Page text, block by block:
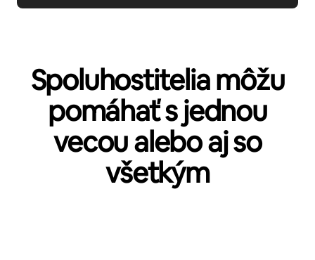
Spoluhostitelia môžu
pomáhať s jednou
vecou alebo aj so
všetkým